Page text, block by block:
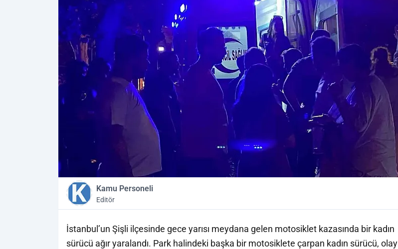
Kamu Personeli
Editör
İstanbul’un Şişli ilçesinde gece yarısı meydana gelen motosiklet kazasında bir kadın
sürücü ağır yaralandı. Park halindeki başka bir motosiklete çarpan kadın sürücü, olay